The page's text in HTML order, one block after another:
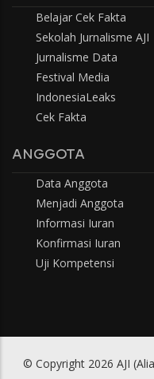
Belajar Cek Fakta
Sekolah Jurnalisme AJI
Jurnalisme Data
Festival Media
IndonesiaLeaks
Cek Fakta
ANGGOTA
Data Anggota
Menjadi Anggota
Informasi Iuran
Konfirmasi Iuran
Uji Kompetensi
© Copyright 2026 AJI